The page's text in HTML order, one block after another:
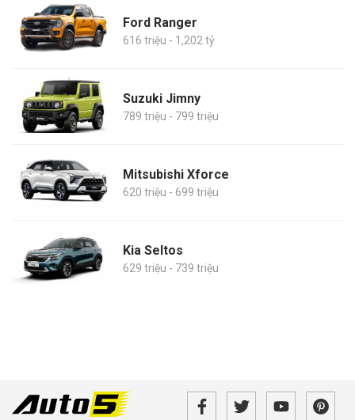
Ford Ranger
616 triệu - 1,202 tỷ
Suzuki Jimny
789 triệu - 799 triệu
Mitsubishi Xforce
620 triệu - 699 triệu
Kia Seltos
629 triệu - 739 triệu